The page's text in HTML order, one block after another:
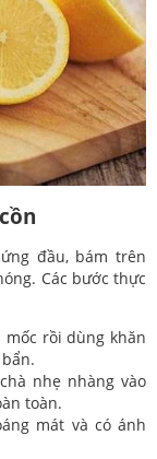
đầu, bám trên
Các bước thực
rồi dùng khăn
nhẹ nhàng vào
toàn.
mát và có ánh